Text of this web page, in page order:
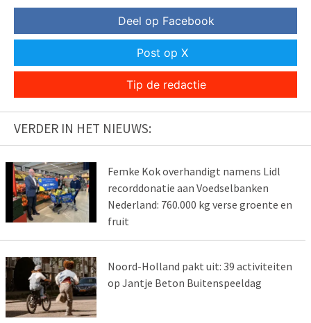
Deel op Facebook
Post op X
Tip de redactie
VERDER IN HET NIEUWS:
Femke Kok overhandigt namens Lidl
recorddonatie aan Voedselbanken
Nederland: 760.000 kg verse groente en
fruit
Noord-Holland pakt uit: 39 activiteiten
op Jantje Beton Buitenspeeldag